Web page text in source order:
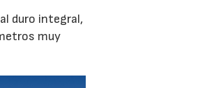
duro integral,
muy